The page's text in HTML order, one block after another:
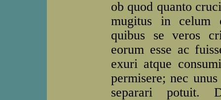
ob quod quanto
mugitus in celum
quibus se veros
eorum esse ac
exuri atque
permisere; nec
separari potuit.